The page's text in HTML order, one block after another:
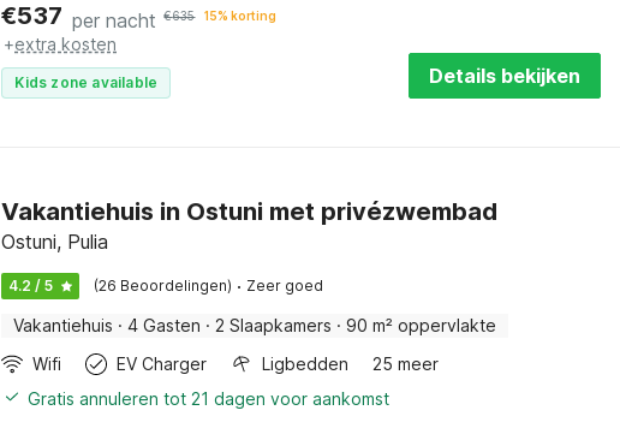
€537 per nacht €635 15% korting
+extra kosten
Kids zone available Details bekijken
Vakantiehuis in Ostuni met privézwembad
Ostuni, Pulia
4.2 / 5 (26 Beoordelingen) · Zeer goed
Vakantiehuis · 4 Gasten · 2 Slaapkamers · 90 m² oppervlakte
Wifi
EV Charger Ligbedden
25 meer
Gratis annuleren tot 21 dagen voor aankomst